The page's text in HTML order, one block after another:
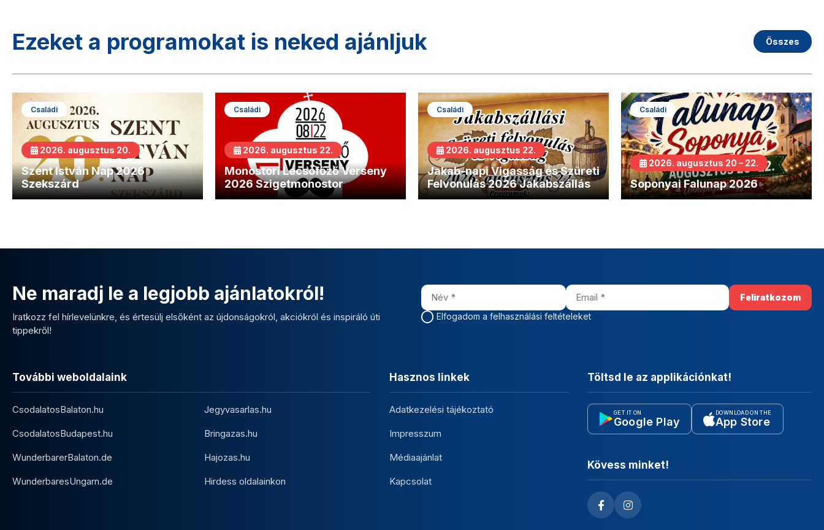
Ezeket a programokat is neked ajánljuk Összes
Családi
2026. augusztus 20.
Szent István Nap 2026
Szekszárd
Családi
2026. augusztus 22.
Monostori Lecsófőző Verseny
2026 Szigetmonostor
Családi
2026. augusztus 22.
Jakab-napi Vigasság és Szüreti
Felvonulás 2026 Jakabszállás
Családi
2026. augusztus 20 – 22.
Soponyai Falunap 2026
Ne maradj le a legjobb ajánlatokról!
Iratkozz fel hírlevelünkre, és értesülj elsőként az újdonságokról, akciókról és inspiráló úti
tippekről!
Elfogadom a felhasználási feltételeket
További weboldalaink
CsodalatosBalaton.hu
CsodalatosBudapest.hu
WunderbarerBalaton.de
WunderbaresUngarn.de
Jegyvasarlas.hu
Bringazas.hu
Hajozas.hu
Hirdess oldalainkon
Hasznos linkek
Adatkezelési tájékoztató
Impresszum
Médiaajánlat
Kapcsolat
Töltsd le az applikációnkat!
GET IT ON
Google Play
DOWNLOAD ON THE
App Store
Kövess minket!